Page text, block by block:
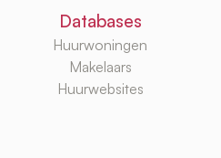
Databases
Huurwoningen
Makelaars
Huurwebsites